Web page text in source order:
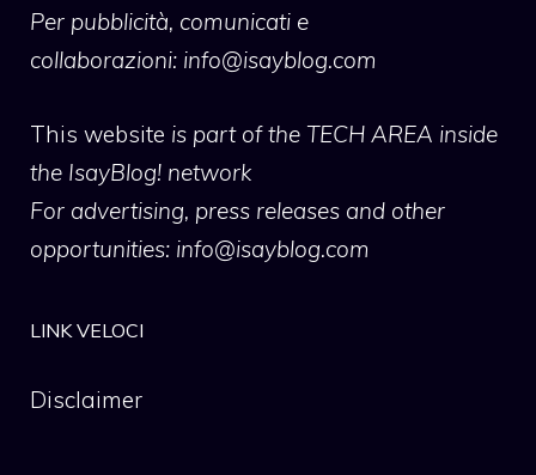
Per pubblicità, comunicati e
collaborazioni: info@isayblog.com
This website is part of the TECH AREA inside
the IsayBlog! network
For advertising, press releases and other
opportunities: info@isayblog.com
LINK VELOCI
Disclaimer